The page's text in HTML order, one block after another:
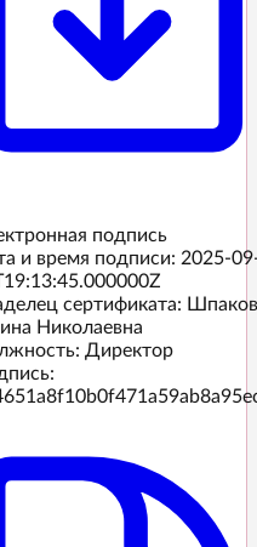
подпись
и время подписи: 2025-
сертификата:
Николаевна
Директор